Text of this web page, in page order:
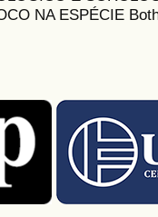
NA ESPÉCIE